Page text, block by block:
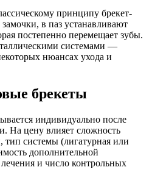
принципу брекет-
в паз устанавливают
постепенно перемещает зубы.
системами —
нюансах ухода и
брекеты
индивидуально после
На цену влияет сложность
тип системы (лигатурная или
дополнительной
и число контрольных